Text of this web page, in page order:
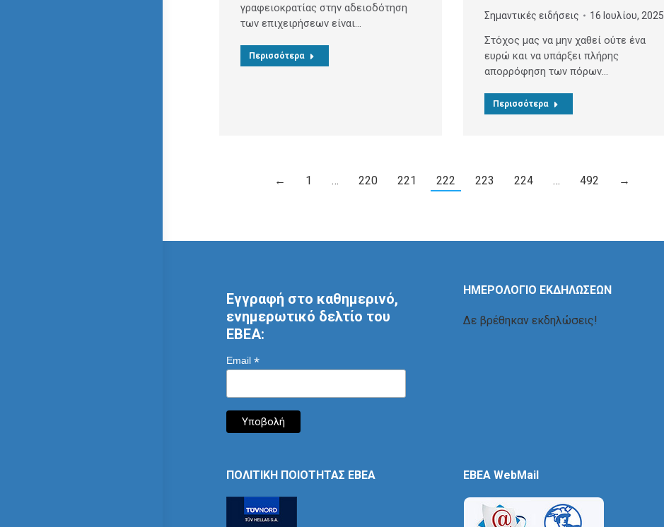
γραφειοκρατίας στην αδειοδότηση
των επιχειρήσεων είναι…
Περισσότερα
Σημαντικές ειδήσεις 16 Ιουλίου, 2025
Στόχος μας να μην χαθεί ούτε ένα
ευρώ και να υπάρξει πλήρης
απορρόφηση των πόρων…
Περισσότερα
← 1 … 220 221 222 223 224 … 492 →
Εγγραφή στο καθημερινό,
ενημερωτικό δελτίο του
ΕΒΕΑ:
Email *
ΗΜΕΡΟΛΟΓΙΟ ΕΚΔΗΛΩΣΕΩΝ
Δε βρέθηκαν εκδηλώσεις!
ΠΟΛΙΤΙΚΗ ΠΟΙΟΤΗΤΑΣ ΕΒΕΑ EBEA WebMail